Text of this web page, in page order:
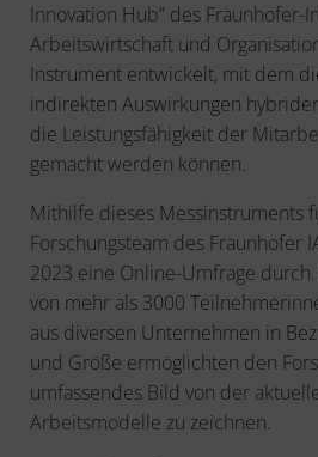
Innovation Hub” des Fraunhofer-
Arbeitswirtschaft und
Instrument entwickelt, mit dem
indirekten Auswirkungen
die Leistungsfähigkeit der
gemacht werden können.
Mithilfe dieses Messinstruments
Forschungsteam des Fraunhofer
2023 eine Online-Umfrage
von mehr als 3000
aus diversen Unternehmen in
und Größe ermöglichten den
umfassendes Bild von der
Arbeitsmodelle zu zeichnen.